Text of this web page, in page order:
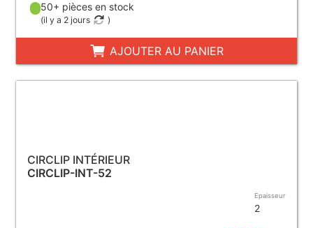
50+ pièces en stock
(il y a 2 jours )
AJOUTER AU PANIER
CIRCLIP INTÉRIEUR
CIRCLIP-INT-52
Epaisseur
2